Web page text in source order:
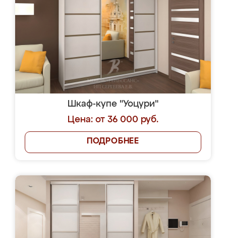
Шкаф-купе "Уоцури"
Цена: от 36 000 руб.
ПОДРОБНЕЕ